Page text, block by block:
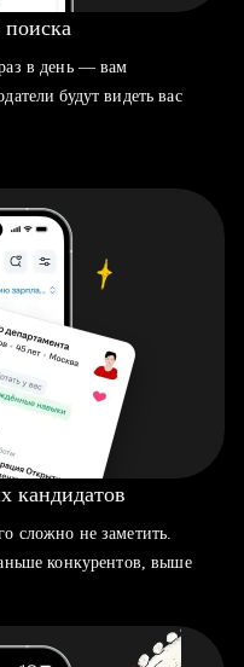
в день — вам
будут видеть вас
кандидатов
сложно не заметить.
конкурентов, выше